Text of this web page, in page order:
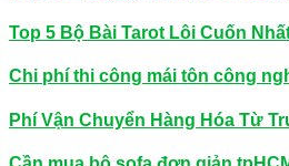
Top 5 Bộ Bài Tarot Lôi Cuốn
Chi phí thi công mái tôn công
Phí Vận Chuyển Hàng Hóa Từ